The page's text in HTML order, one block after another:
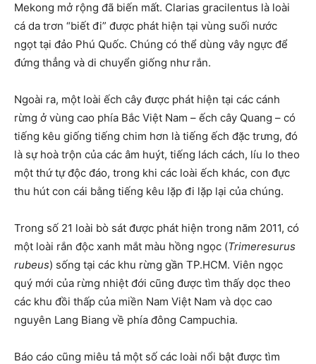
Mekong mở rộng đã biến mất. Clarias gracilentus là loài
cá da trơn “biết đi” được phát hiện tại vùng suối nước
ngọt tại đảo Phú Quốc. Chúng có thể dùng vây ngực để
đứng thẳng và di chuyển giống như rắn.
Ngoài ra, một loài ếch cây được phát hiện tại các cánh
rừng ở vùng cao phía Bắc Việt Nam – ếch cây Quang – có
tiếng kêu giống tiếng chim hơn là tiếng ếch đặc trưng, đó
là sự hoà trộn của các âm huýt, tiếng lách cách, líu lo theo
một thứ tự độc đáo, trong khi các loài ếch khác, con đực
thu hút con cái bằng tiếng kêu lặp đi lặp lại của chúng.
Trong số 21 loài bò sát được phát hiện trong năm 2011, có
một loài rắn độc xanh mắt màu hồng ngọc (Trimeresurus
rubeus) sống tại các khu rừng gần TP.HCM. Viên ngọc
quý mới của rừng nhiệt đới cũng được tìm thấy dọc theo
các khu đồi thấp của miền Nam Việt Nam và dọc cao
nguyên Lang Biang về phía đông Campuchia.
Báo cáo cũng miêu tả một số các loài nổi bật được tìm